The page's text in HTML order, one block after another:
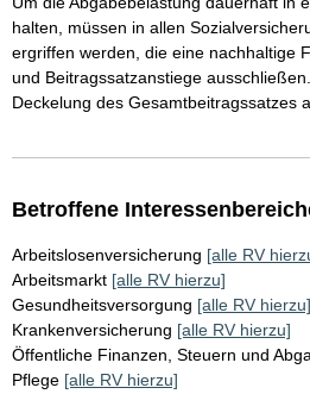
halten, müssen in allen
ergriffen werden, die eine nachhaltige
und Beitragssatzanstiege
Deckelung des Gesamtbeitragssatzes
Betroffene
Arbeitslosenversicherung [alle RV
Arbeitsmarkt [alle RV hierzu]
Gesundheitsversorgung [alle RV hierzu]
Krankenversicherung [alle RV hierzu]
Öffentliche Finanzen, Steuern und
Pflege [alle RV hierzu]